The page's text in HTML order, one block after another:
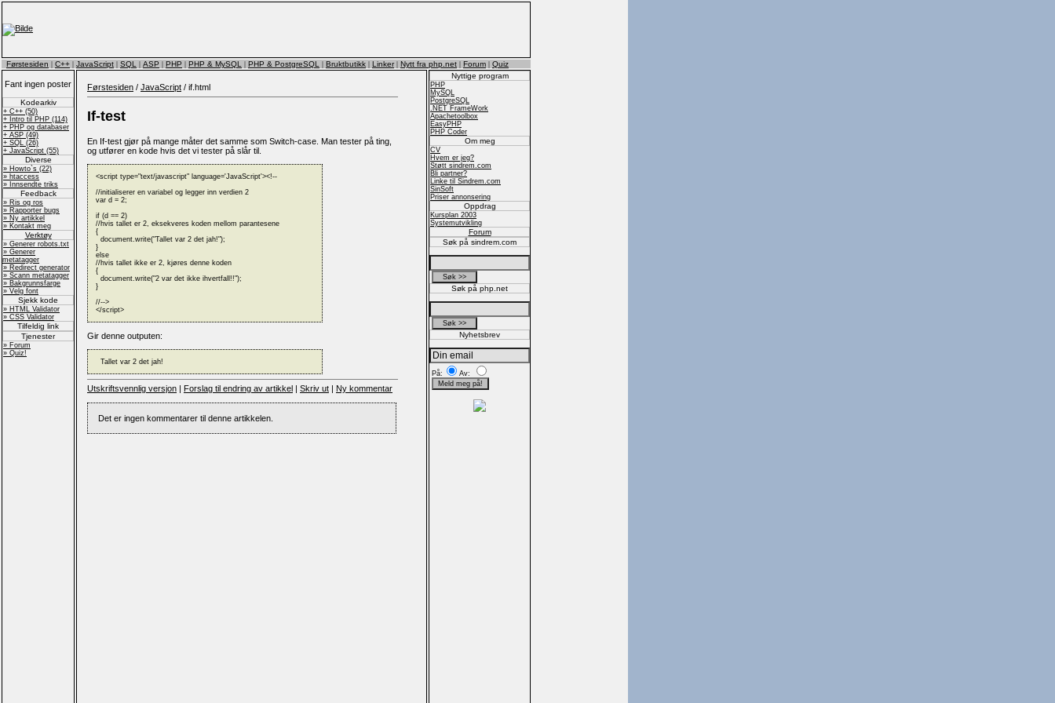
Førstesiden | C++ | JavaScript | SQL | ASP | PHP | PHP & MySQL | PHP & PostgreSQL | Bruktbutikk | Linker| Nytt fra php.net | Forum | Quiz
Fant ingen poster
Kodearkiv
+ C++ (50)
+ Intro til PHP (114)
+ PHP og databaser
+ ASP (49)
+ SQL (26)
+ JavaScript (55)
Diverse
» Howto`s (22)
» htaccess
» Innsendte triks
Feedback
» Ris og ros
» Rapporter bugs
» Ny artikkel
» Kontakt meg
Verktøy
» Generer robots.txt
» Generer
metatagger
» Redirect generator
» Scann metatagger
» Bakgrunnsfarge
» Velg font
Sjekk kode
» HTML Validator
» CSS Validator
Tilfeldig link
Tjenester
» Forum
» Quiz!
Førstesiden / JavaScript / if.html
If-test
En If-test gjør på mange måter det samme som Switch-case. Man tester på ting,
og utfører en kode hvis det vi tester på slår til.
<script type="text/javascript" language='JavaScript'><!--
//initialiserer en variabel og legger inn verdien 2
var d = 2;
if (d == 2)
//hvis tallet er 2, eksekveres koden mellom parantesene
{
  document.write("Tallet var 2 det jah!");
}
else
//hvis tallet ikke er 2, kjøres denne koden
{
  document.write("2 var det ikke ihvertfall!!");
}
//-->
</script>
Gir denne outputen:
Utskriftsvennlig versjon Forslag til endring av artikkel Skriv ut Ny kommentar
Det er ingen kommentarer til denne artikkelen.
Nyttige program
PHP
MySQL
PostgreSQL
.NET FrameWork
Apachetoolbox
EasyPHP
PHP Coder
Om meg
CV
Hvem er jeg?
Støtt sindrem.com
Bli partner?
Linke til Sindrem.com
SinSoft
Priser annonsering
Oppdrag
Kursplan 2003
Systemutvikling
Forum
Søk på sindrem.com
Søk på php.net
Nyhetsbrev
På: Av: